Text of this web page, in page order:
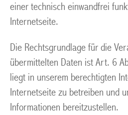
einer technisch einwandfrei
Internetseite.
Die Rechtsgrundlage für die
übermittelten Daten ist Art. 6
liegt in unserem berechtigten
Internetseite zu betreiben und
Informationen bereitzustellen.